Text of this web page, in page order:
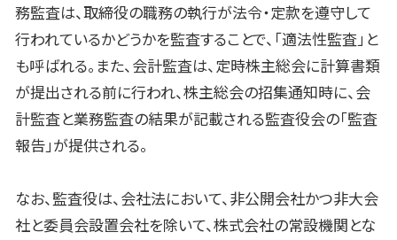
務監査は、取締役の職務の執行が法令・定款を遵守して
行われているかどうかを監査することで、「適法性監査」と
も呼ばれる。また、会計監査は、定時株主総会に計算書類
が提出される前に行われ、株主総会の招集通知時に、会
計監査と業務監査の結果が記載される監査役会の「監査
報告」が提供される。
なお、監査役は、会社法において、非公開会社かつ非大会
社と委員会設置会社を除いて、株式会社の常設機関とな